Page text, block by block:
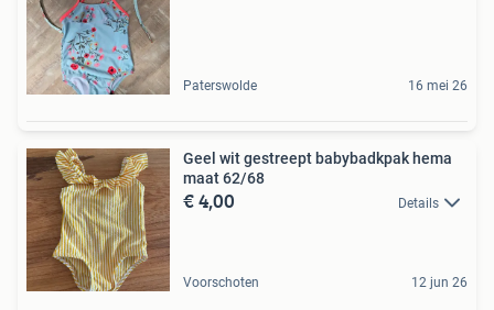
Paterswolde 16 mei 26
Geel wit gestreept babybadkpak hema
maat 62/68
€ 4,00 Details
Voorschoten 12 jun 26